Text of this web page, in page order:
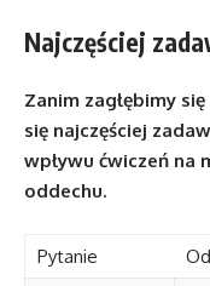
Najczęściej
Zanim zagłębimy
się najczęściej
wpływu ćwiczeń na
oddechu.
Pytanie